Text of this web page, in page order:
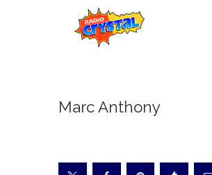
Estaciones
Promociones
Marc Anthony